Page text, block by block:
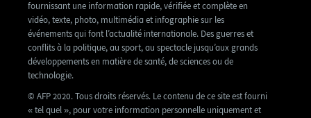
fournissant une information rapide, vérifiée et complète en
vidéo, texte, photo, multimédia et infographie sur les
événements qui font l’actualité internationale. Des guerres et
conflits à la politique, au sport, au spectacle jusqu’aux grands
développements en matière de santé, de sciences ou de
technologie.
© AFP 2020. Tous droits réservés. Le contenu de ce site est fourni
« tel quel », pour votre information personnelle uniquement et